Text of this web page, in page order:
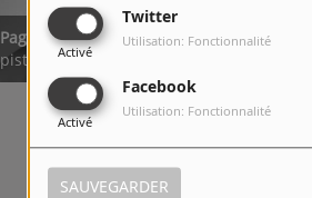
Twitter
Activé
Utilisation: Fonctionnalité
Facebook
Activé
Utilisation: Fonctionnalité
SAUVEGARDER
Page blanche
pistes